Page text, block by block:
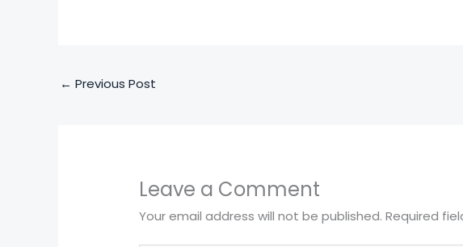
← Previous Post
Leave a Comment
Your email address will not be published. Required